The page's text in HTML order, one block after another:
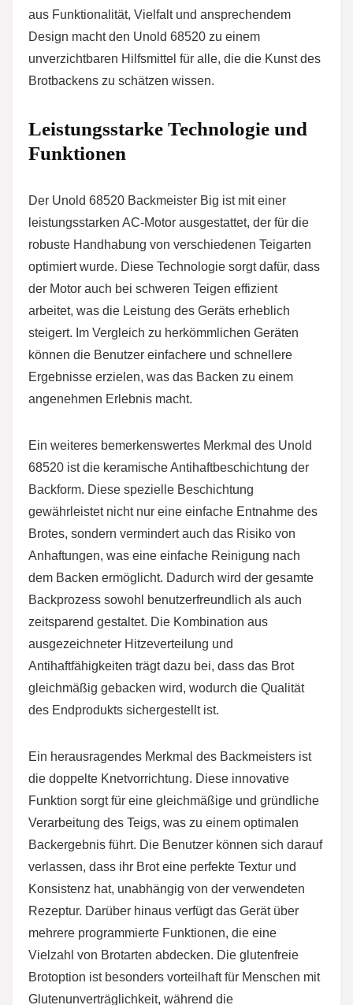
aus Funktionalität, Vielfalt und ansprechendem
Design macht den Unold 68520 zu einem
unverzichtbaren Hilfsmittel für alle, die die Kunst des
Brotbackens zu schätzen wissen.
Leistungsstarke Technologie und
Funktionen
Der Unold 68520 Backmeister Big ist mit einer
leistungsstarken AC-Motor ausgestattet, der für die
robuste Handhabung von verschiedenen Teigarten
optimiert wurde. Diese Technologie sorgt dafür, dass
der Motor auch bei schweren Teigen effizient
arbeitet, was die Leistung des Geräts erheblich
steigert. Im Vergleich zu herkömmlichen Geräten
können die Benutzer einfachere und schnellere
Ergebnisse erzielen, was das Backen zu einem
angenehmen Erlebnis macht.
Ein weiteres bemerkenswertes Merkmal des Unold
68520 ist die keramische Antihaftbeschichtung der
Backform. Diese spezielle Beschichtung
gewährleistet nicht nur eine einfache Entnahme des
Brotes, sondern vermindert auch das Risiko von
Anhaftungen, was eine einfache Reinigung nach
dem Backen ermöglicht. Dadurch wird der gesamte
Backprozess sowohl benutzerfreundlich als auch
zeitsparend gestaltet. Die Kombination aus
ausgezeichneter Hitzeverteilung und
Antihaftfähigkeiten trägt dazu bei, dass das Brot
gleichmäßig gebacken wird, wodurch die Qualität
des Endprodukts sichergestellt ist.
Ein herausragendes Merkmal des Backmeisters ist
die doppelte Knetvorrichtung. Diese innovative
Funktion sorgt für eine gleichmäßige und gründliche
Verarbeitung des Teigs, was zu einem optimalen
Backergebnis führt. Die Benutzer können sich darauf
verlassen, dass ihr Brot eine perfekte Textur und
Konsistenz hat, unabhängig von der verwendeten
Rezeptur. Darüber hinaus verfügt das Gerät über
mehrere programmierte Funktionen, die eine
Vielzahl von Brotarten abdecken. Die glutenfreie
Brotoption ist besonders vorteilhaft für Menschen mit
Glutenunverträglichkeit, während die